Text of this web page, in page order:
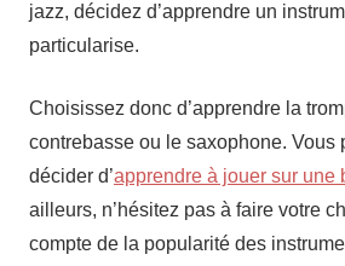
jazz, décidez d’apprendre un
particularise.
Choisissez donc d’apprendre la
contrebasse ou le saxophone. Vous
décider d’apprendre à jouer sur une
ailleurs, n’hésitez pas à faire votre
compte de la popularité des